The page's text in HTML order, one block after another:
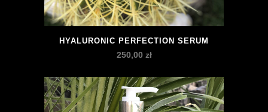
HYALURONIC PERFECTION SERUM
250,00 zł